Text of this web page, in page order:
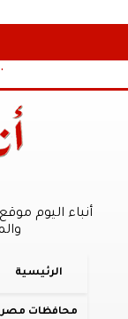
أنباء اليوم
الرئيسية
محافظات مصر